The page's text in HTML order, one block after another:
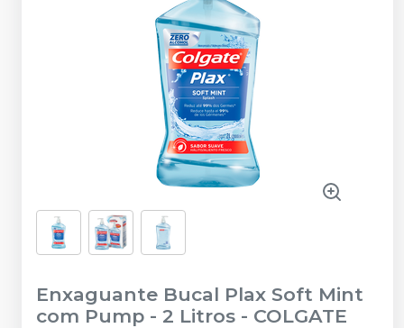
Enxaguante Bucal Plax Soft Mint
com Pump - 2 Litros - COLGATE